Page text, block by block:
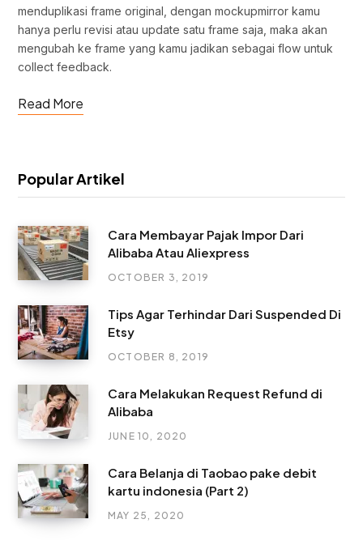
menduplikasi frame original, dengan mockupmirror kamu
hanya perlu revisi atau update satu frame saja, maka akan
mengubah ke frame yang kamu jadikan sebagai flow untuk
collect feedback.
Read More
Popular Artikel
Cara Membayar Pajak Impor Dari
Alibaba Atau Aliexpress
OCTOBER 3, 2019
Tips Agar Terhindar Dari Suspended Di
Etsy
OCTOBER 8, 2019
Cara Melakukan Request Refund di
Alibaba
JUNE 10, 2020
Cara Belanja di Taobao pake debit
kartu indonesia (Part 2)
MAY 25, 2020